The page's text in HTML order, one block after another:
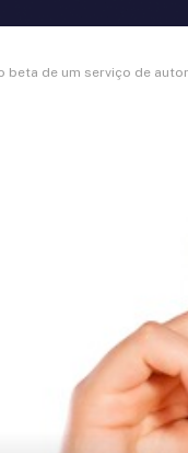
beta de um serviço de